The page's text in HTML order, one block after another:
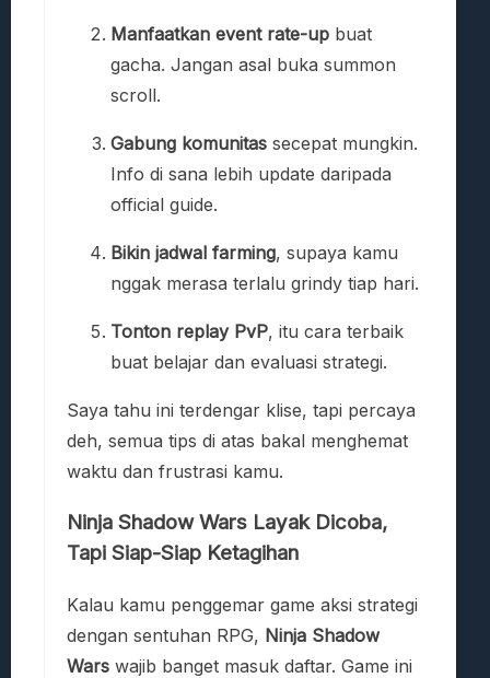
Manfaatkan event rate-up buat
gacha. Jangan asal buka summon
scroll.
Gabung komunitas secepat mungkin.
Info di sana lebih update daripada
official guide.
Bikin jadwal farming, supaya kamu
nggak merasa terlalu grindy tiap hari.
Tonton replay PvP, itu cara terbaik
buat belajar dan evaluasi strategi.
Saya tahu ini terdengar klise, tapi percaya
deh, semua tips di atas bakal menghemat
waktu dan frustrasi kamu.
Ninja Shadow Wars Layak Dicoba,
Tapi Siap-Siap Ketagihan
Kalau kamu penggemar game aksi strategi
dengan sentuhan RPG, Ninja Shadow
Wars wajib banget masuk daftar. Game ini